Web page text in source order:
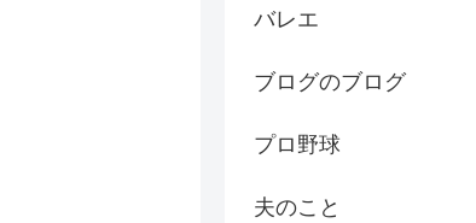
バレエ
ブログのブログ
プロ野球
夫のこと